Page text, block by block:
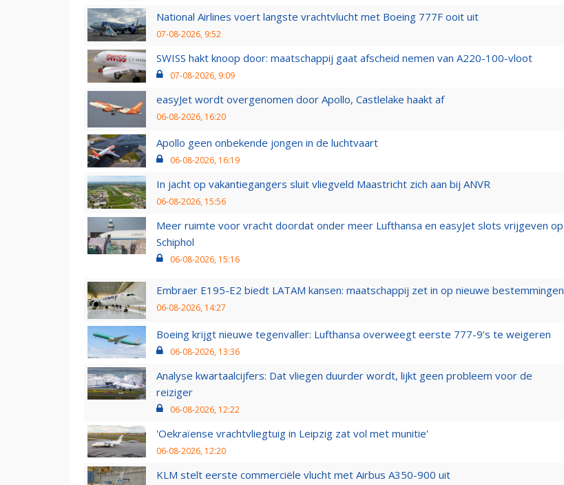
National Airlines voert langste vrachtvlucht met Boeing 777F ooit uit
07-08-2026, 9:52
SWISS hakt knoop door: maatschappij gaat afscheid nemen van A220-100-vloot
07-08-2026, 9:09
easyJet wordt overgenomen door Apollo, Castlelake haakt af
06-08-2026, 16:20
Apollo geen onbekende jongen in de luchtvaart
06-08-2026, 16:19
In jacht op vakantiegangers sluit vliegveld Maastricht zich aan bij ANVR
06-08-2026, 15:56
Meer ruimte voor vracht doordat onder meer Lufthansa en easyJet slots vrijgeven op
Schiphol
06-08-2026, 15:16
Embraer E195-E2 biedt LATAM kansen: maatschappij zet in op nieuwe bestemmingen
06-08-2026, 14:27
Boeing krijgt nieuwe tegenvaller: Lufthansa overweegt eerste 777-9’s te weigeren
06-08-2026, 13:36
Analyse kwartaalcijfers: Dat vliegen duurder wordt, lijkt geen probleem voor de
reiziger
06-08-2026, 12:22
'Oekraïense vrachtvliegtuig in Leipzig zat vol met munitie'
06-08-2026, 12:20
KLM stelt eerste commerciële vlucht met Airbus A350-900 uit